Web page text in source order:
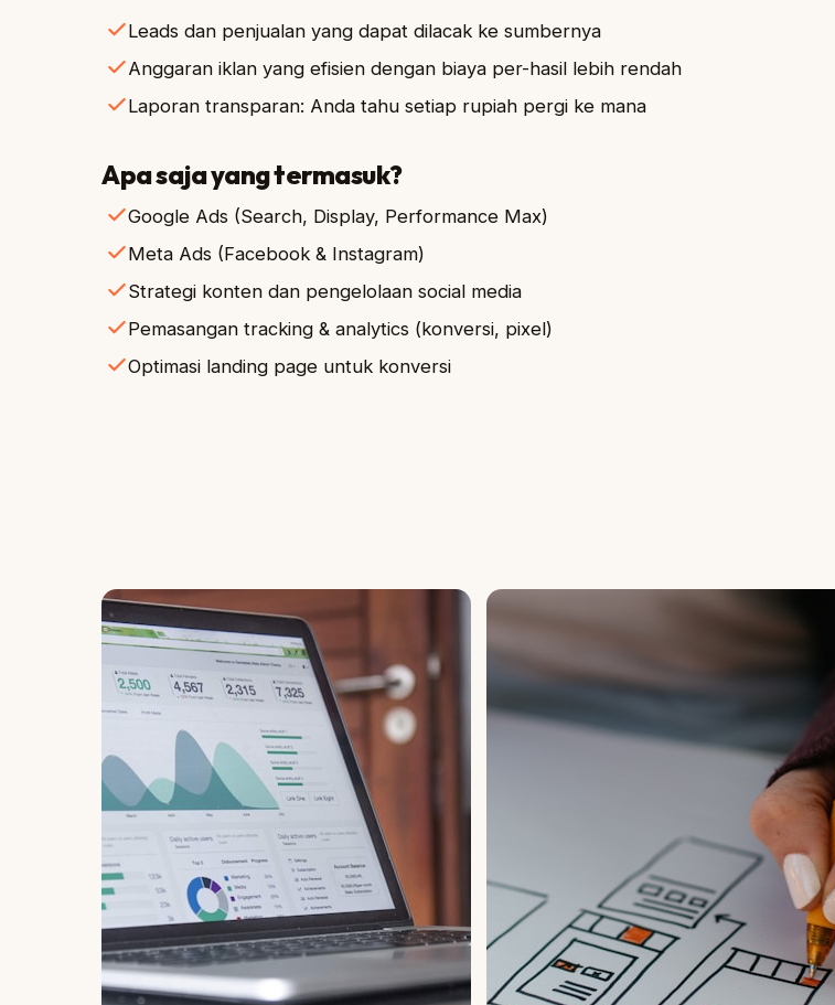
Leads dan penjualan yang dapat dilacak ke sumbernya
Anggaran iklan yang efisien dengan biaya per-hasil lebih rendah
Laporan transparan: Anda tahu setiap rupiah pergi ke mana
Apa saja yang termasuk?
Google Ads (Search, Display, Performance Max)
Meta Ads (Facebook & Instagram)
Strategi konten dan pengelolaan social media
Pemasangan tracking & analytics (konversi, pixel)
Optimasi landing page untuk konversi